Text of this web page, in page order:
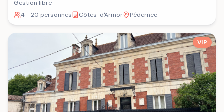
Gestion libre
4 - 20 personnes
Côtes-d'Armor Pédernec
VIP